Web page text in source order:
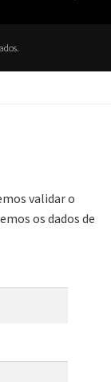
validar o
os dados de